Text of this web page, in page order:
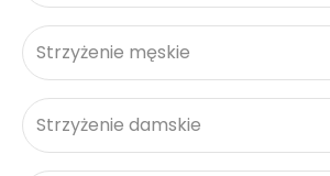
Strzyżenie męskie
Strzyżenie damskie